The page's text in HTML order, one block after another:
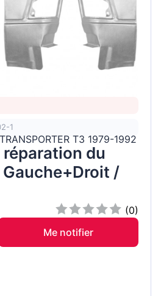
1
T3 1979-1992
réparation du
/
(0)
Me notifier